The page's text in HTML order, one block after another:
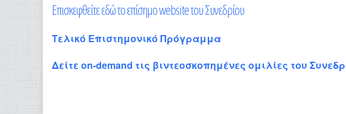
Επισκεφθείτε εδώ το επίσημο website του Συνεδρίου
Τελικό Επιστημονικό Πρόγραμμα
Δείτε on-demand τις βιντεοσκοπημένες ομιλίες του